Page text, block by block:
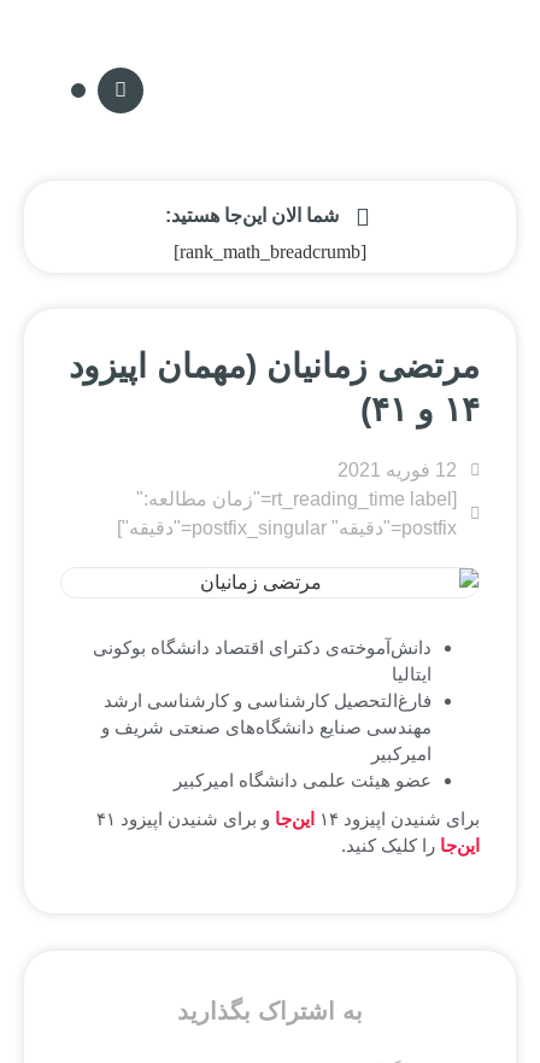
شما الان این‌جا هستید:
[rank_math_breadcrumb]
مرتضی زمانیان (مهمان اپیزود
۱۴ و ۴۱)
12 فوریه 2021
[rt_reading_time label="زمان مطالعه:"
postfix="دقیقه" postfix_singular="دقیقه"]
دانش‌آموخته‌ی دكترای اقتصاد دانشگاه بوكونی
ایتالیا
فارغ‌التحصیل كارشناسی و كارشناسی ارشد
مهندسی صنایع دانشگاه‌های صنعتی شریف و
امیركبیر
عضو هیئت علمی دانشگاه امیركبیر
برای شنیدن اپیزود ۱۴
این‌جا و برای شنیدن اپیزود ۴۱
این‌جا را کلیک کنید.
به اشتراک بگذارید